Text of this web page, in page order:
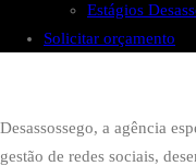
Estágios
Solicitar orçamento
Desassossego, a agência
gestão de redes sociais,